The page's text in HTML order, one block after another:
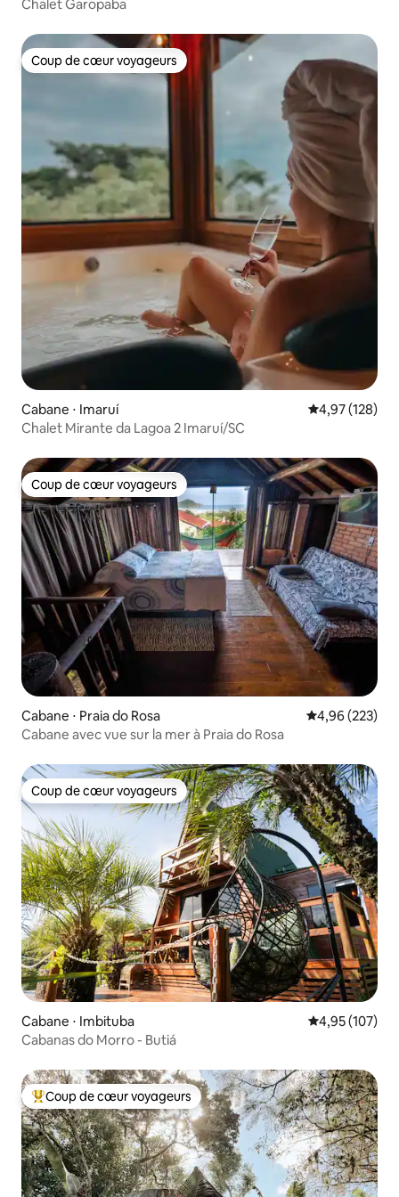
Chalet Garopaba
Coup de cœur voyageurs
Coup de cœur voyageurs
Cabane ⋅ Imaruí Évaluation
4,97 (128)
Chalet Mirante da Lagoa 2 Imaruí/SC
Coup de cœur voyageurs
Coup de cœur voyageurs
Cabane ⋅ Praia do Rosa Évaluation
4,96 (223)
Cabane avec vue sur la mer à Praia do Rosa
Coup de cœur voyageurs
Coup de cœur voyageurs
Cabane ⋅ Imbituba Évaluation
4,95 (107)
Cabanas do Morro - Butiá
Coups de cœur voyageurs les plus appréciés
Coup de cœur voyageurs